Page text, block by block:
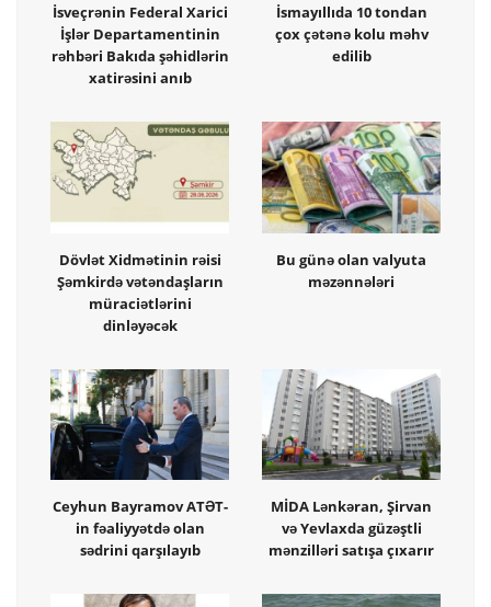
İsveçrənin Federal Xarici
İşlər Departamentinin
rəhbəri Bakıda şəhidlərin
xatirəsini anıb
İsmayıllıda 10 tondan
çox çətənə kolu məhv
edilib
Dövlət Xidmətinin rəisi
Şəmkirdə vətəndaşların
müraciətlərini
dinləyəcək
Bu günə olan valyuta
məzənnələri
Ceyhun Bayramov ATƏT-
in fəaliyyətdə olan
sədrini qarşılayıb
MİDA Lənkəran, Şirvan
və Yevlaxda güzəştli
mənzilləri satışa çıxarır